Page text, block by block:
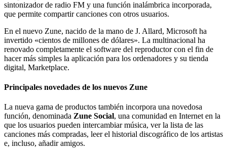
sintonizador de radio FM y una función inalámbrica incorporada,
que permite compartir canciones con otros usuarios.
En el nuevo Zune, nacido de la mano de J. Allard, Microsoft ha
invertido «cientos de millones de dólares». La multinacional ha
renovado completamente el software del reproductor con el fin de
hacer más simples la aplicación para los ordenadores y su tienda
digital, Marketplace.
Principales novedades de los nuevos Zune
La nueva gama de productos también incorpora una novedosa
función, denominada Zune Social, una comunidad en Internet en la
que los usuarios pueden intercambiar música, ver la lista de las
canciones más compradas, leer el historial discográfico de los artistas
e, incluso, añadir amigos.